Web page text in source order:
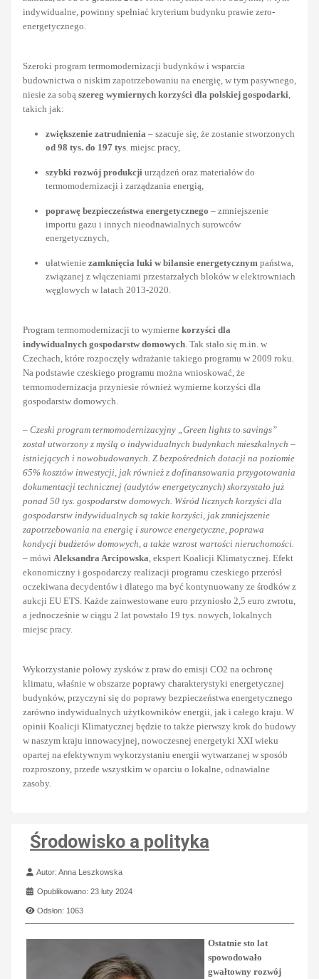
indywidualne, powinny spełniać kryterium budynku prawie zero-
energetycznego.
Szeroki program termomodernizacji budynków i wsparcia
budownictwa o niskim zapotrzebowaniu na energię, w tym pasywnego,
niesie za sobą szereg wymiernych korzyści dla polskiej gospodarki
takich jak:
zwiększenie zatrudnienia – szacuje się, że zostanie stworzonych
od 98 tys. do 197 tys . miejsc pracy,
szybki rozwój produkcji urządzeń oraz materiałów do
termomodernizacji i zarządzania energią,
poprawę bezpieczeństwa energetycznego – zmniejszenie
importu gazu i innych nieodnawialnych surowców
energetycznych,
ułatwienie zamknięcia luki w bilansie energetycznym państwa,
związanej z włączeniami przestarzałych bloków w elektrowniach
węglowych w latach 2013-2020.
Program termomodernizacji to wymierne korzyści dla
indywidualnych gospodarstw domowych . Tak stało się m.in. w
Czechach, które rozpoczęły wdrażanie takiego programu w 2009 roku.
Na podstawie czeskiego programu można wnioskować, że
termomodernizacja przyniesie również wymierne korzyści dla
gospodarstw domowych.
– Czeski program termomodernizacyjny „Green lights to savings”
został utworzony z myślą o indywidualnych budynkach mieszkalnych –
istniejących i nowobudowanych. Z bezpośrednich dotacji na poziomie
65% kosztów inwestycji, jak również z dofinansowania przygotowania
dokumentacji technicznej (audytów energetycznych) skorzystało już
ponad 50 tys. gospodarstw domowych. Wśród licznych korzyści dla
gospodarstw indywidualnych są takie korzyści, jak zmniejszenie
zapotrzebowania na energię i surowce energetyczne, poprawa
kondycji budżetów domowych, a także wzrost wartości nieruchomości.
– mówi Aleksandra Arcipowska , ekspert Koalicji Klimatycznej. Efekt
ekonomiczny i gospodarczy realizacji programu czeskiego przerósł
oczekiwana decydentów i dlatego ma być kontynuowany ze środków z
aukcji EU ETS. Każde zainwestowane euro przyniosło 2,5 euro zwrotu,
a jednocześnie w ciągu 2 lat powstało 19 tys. nowych, lokalnych
miejsc pracy.
Wykorzystanie połowy zysków z praw do emisji CO2 na ochronę
klimatu, właśnie w obszarze poprawy charakterystyki energetycznej
budynków, przyczyni się do poprawy bezpieczeństwa energetycznego
zarówno indywidualnych użytkowników energii, jak i całego kraju. W
opinii Koalicji Klimatycznej będzie to także pierwszy krok do budowy
w naszym kraju innowacyjnej, nowoczesnej energetyki XXI wieku
opartej na efektywnym wykorzystaniu energii wytwarzanej w sposób
rozproszony, przede wszystkim w oparciu o lokalne, odnawialne
zasoby.
Środowisko a polityka
Szczegóły
Autor:Anna Leszkowska
Opublikowano: 23 luty 2024
Odsłon: 1063
Ostatnie sto lat
spowodowało
gwałtowny rozwój